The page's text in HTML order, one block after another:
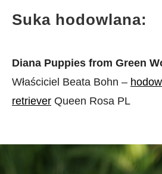
Suka hodowlana:
Diana Puppies from Green
Właściciel Beata Bohn –
retriever Queen Rosa PL